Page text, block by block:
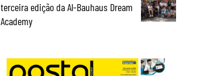
terceira edição da Al-Bauhaus Dream
Academy